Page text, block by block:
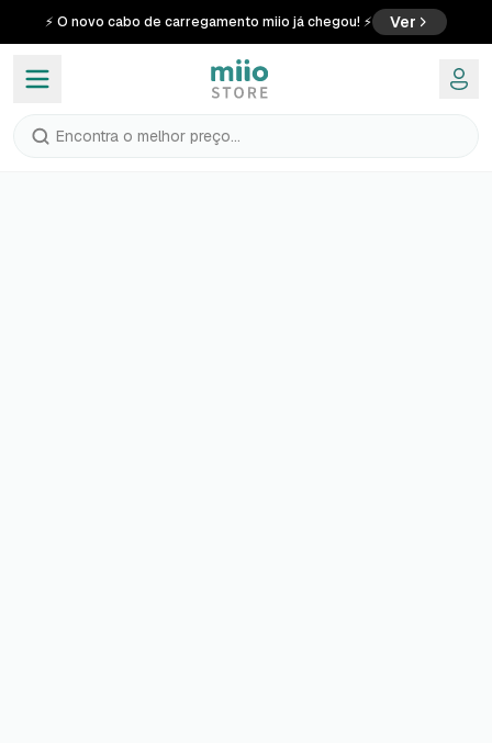
⚡ O novo cabo de carregamento miio já chegou! ⚡ Ver
Encontra o melhor preço...